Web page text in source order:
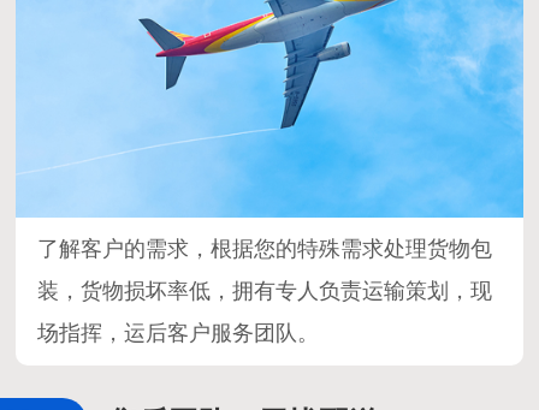
了解客户的需求，根据您的特殊需求处理货物包
装，货物损坏率低，拥有专人负责运输策划，现
场指挥，运后客户服务团队。